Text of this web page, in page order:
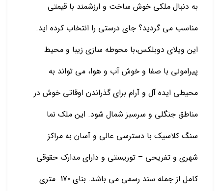
به دنبال ملکی خوش ساخت و ارزشمند با قیمتی
مناسب می گردید؟ جای درستی را انتخاب کرده اید.
این ویلای دوبلکس،با محوطه سازی زیبا و محیط
پیرامونی با صفا و خوش آب و هوا، می تواند به
محیطی ایده آل و آرام برای گذراندن اوقاتی خوش در
مناطق جنگلی و سرسبز شمال شود. این ملک نما
سنگ کلاسیک با دسترسی عالی و آسان به مراکز
شهری و تفریحی – توریستی و دارای مدارک حقوقی
کامل از جمله سند رسمی می باشد. بنای 170 متری